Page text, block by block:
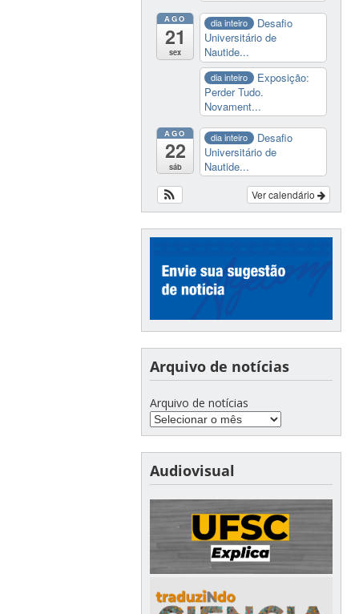
AGO
21
sex
dia inteiro
Desafio
Universitário de
Nautide...
dia inteiro
Exposição:
Perder Tudo.
Novament...
AGO
22
sáb
dia inteiro
Desafio
Universitário de
Nautide...
Ver calendário
Arquivo de notícias
Arquivo de notícias
Audiovisual